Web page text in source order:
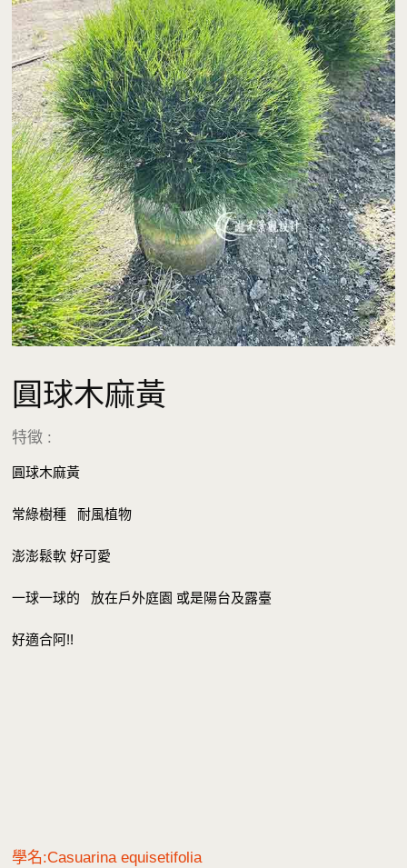
圓球木麻黃
特徵 :
圓球木麻黃
常綠樹種 耐風植物
澎澎鬆軟 好可愛
一球一球的 放在戶外庭園 或是陽台及露臺
好適合阿!!
學名:Casuarina equisetifolia